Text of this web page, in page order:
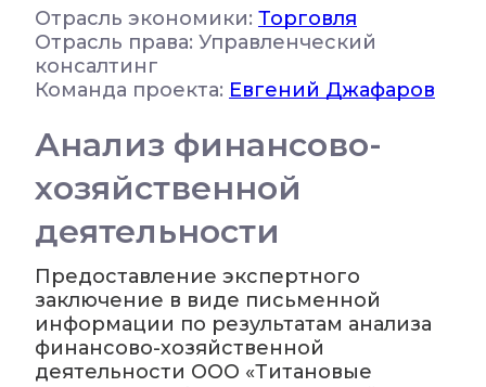
Отрасль экономики: Торговля
Отрасль права: Управленческий
консалтинг
Команда проекта: Евгений Джафаров
Анализ финансово-
хозяйственной
деятельности
Предоставление экспертного
заключение в виде письменной
информации по результатам анализа
финансово-хозяйственной
деятельности ООО «Титановые